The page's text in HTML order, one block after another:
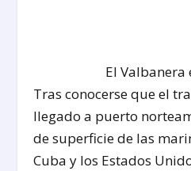
El Valbanera
Tras conocerse que el
llegado a puerto
de superficie de las
Cuba y los Estados